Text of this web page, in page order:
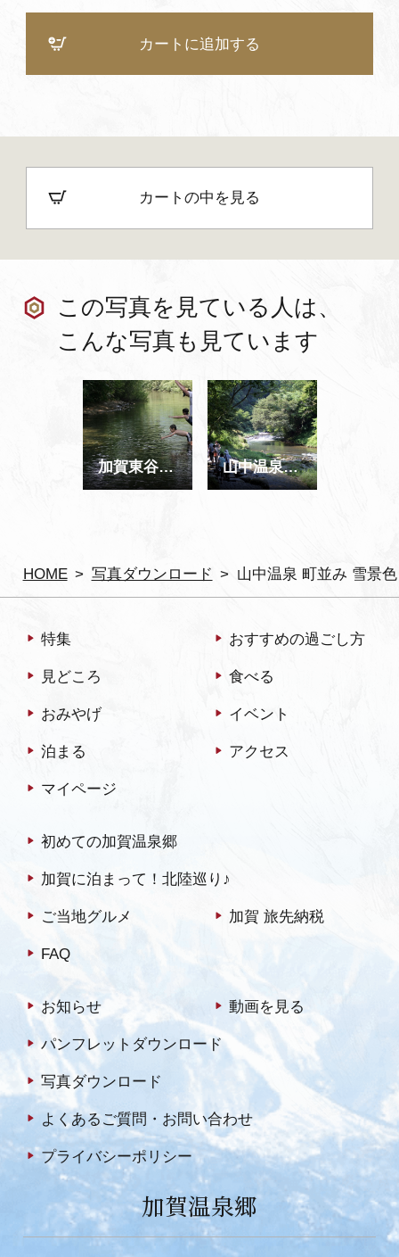
HOME 写真ダウンロード 山中温泉 町並み 雪景色
カートに追加する
カートの中を見る
この写真を見ている人は、
こんな写真も見ています
加賀東谷地区 川遊び 山中温泉 鶴仙渓 遊歩道
特集 おすすめの過ごし方
見どころ 食べる
おみやげ イベント
泊まる アクセス
マイページ
初めての加賀温泉郷
加賀に泊まって！北陸巡り♪
ご当地グルメ 加賀 旅先納税
FAQ
お知らせ 動画を見る
パンフレットダウンロード
写真ダウンロード
よくあるご質問・お問い合わせ
プライバシーポリシー
加賀温泉郷